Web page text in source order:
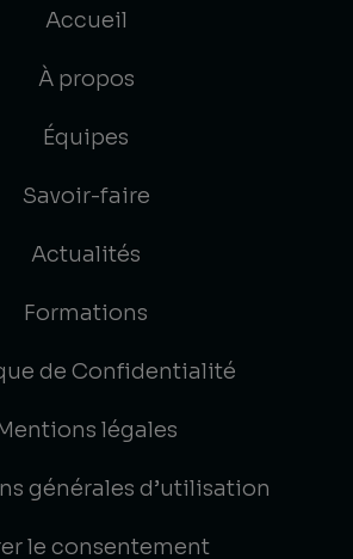
Accueil
À propos
Équipes
Savoir-faire
Actualités
Formations
de Confidentialité
légales
générales d’utilisation
le consentement